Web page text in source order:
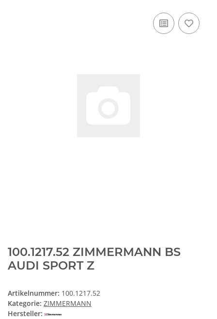
100.1217.52 ZIMMERMANN BS
AUDI SPORT Z
Artikelnummer: 100.1217.52
Kategorie: ZIMMERMANN
Hersteller: